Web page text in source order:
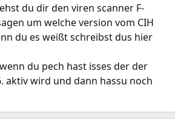
du dir den viren scanner F-
um welche version vom CIH
du es weißt schreibst dus hier
du pech hast isses der der
aktiv wird und dann hassu noch